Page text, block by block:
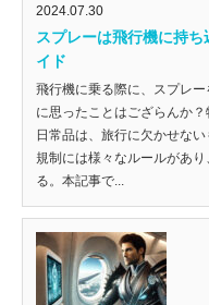
2024.07.30
スプレーは飛行機に持
イド
飛行機に乗る際に、スプレ
に思ったことはござらんか
日常品は、旅行に欠かせな
規制には様々なルールがあ
る。本記事で...